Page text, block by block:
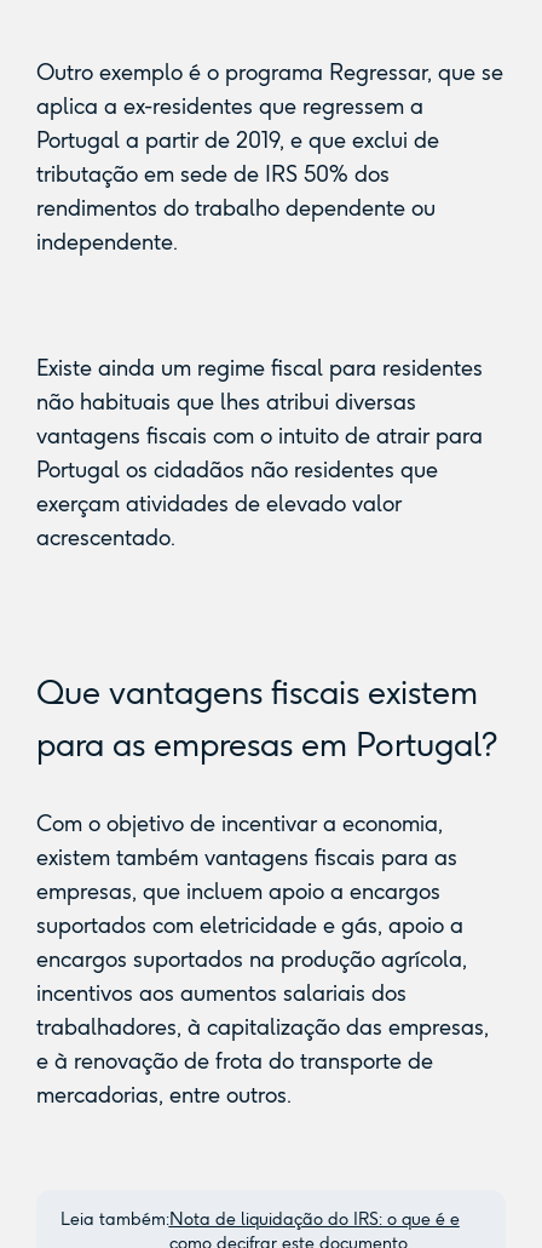
Outro exemplo é o programa Regressar, que se
aplica a ex-residentes que regressem a
Portugal a partir de 2019, e que exclui de
tributação em sede de IRS 50% dos
rendimentos do trabalho dependente ou
independente.
Existe ainda um regime fiscal para residentes
não habituais que lhes atribui diversas
vantagens fiscais com o intuito de atrair para
Portugal os cidadãos não residentes que
exerçam atividades de elevado valor
acrescentado.
Que vantagens fiscais existem
para as empresas em Portugal?
Com o objetivo de incentivar a economia,
existem também vantagens fiscais para as
empresas, que incluem apoio a encargos
suportados com eletricidade e gás, apoio a
encargos suportados na produção agrícola,
incentivos aos aumentos salariais dos
trabalhadores, à capitalização das empresas,
e à renovação de frota do transporte de
mercadorias, entre outros.
Leia também:Nota de liquidação do IRS: o que é e